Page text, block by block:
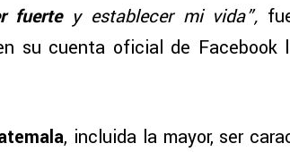
fuertey establecer mi vida”,
su cuenta oficial de Facebook
, incluida la mayor, ser